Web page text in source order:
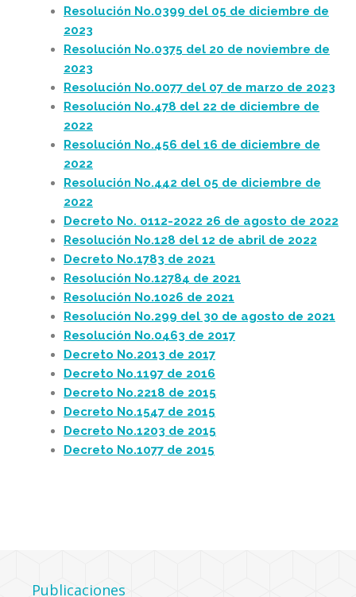
Resolución No.0399 del 05 de diciembre de
2023
Resolución No.0375 del 20 de noviembre de
2023
Resolución No.0077 del 07 de marzo de 2023
Resolución No.478 del 22 de diciembre de
2022
Resolución No.456 del 16 de diciembre de
2022
Resolución No.442 del 05 de diciembre de
2022
Decreto No. 0112-2022 26 de agosto de 2022
Resolución No.128 del 12 de abril de 2022
Decreto No.1783 de 2021
Resolución No.12784 de 2021
Resolución No.1026 de 2021
Resolución No.299 del 30 de agosto de 2021
Resolución No.0463 de 2017
Decreto No.2013 de 2017
Decreto No.1197 de 2016
Decreto No.2218 de 2015
Decreto No.1547 de 2015
Decreto No.1203 de 2015
Decreto No.1077 de 2015
Publicaciones